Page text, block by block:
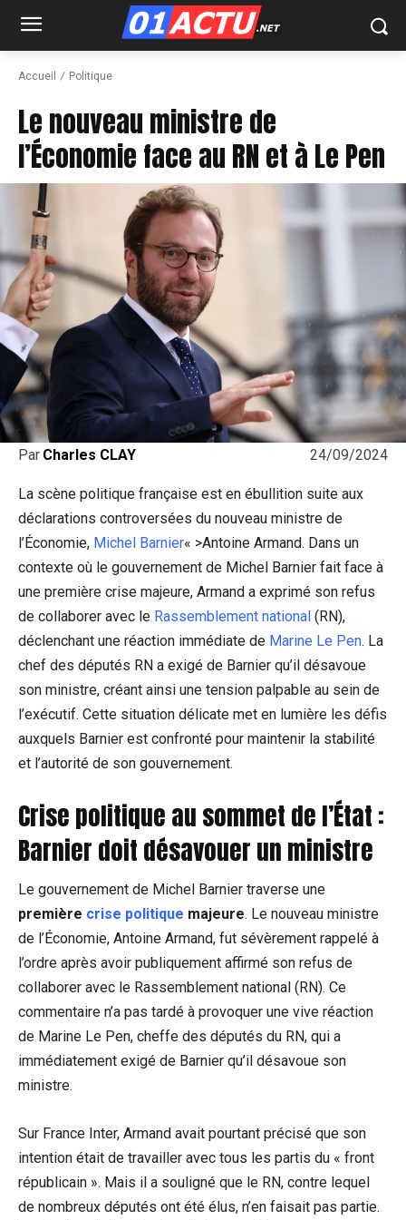
Accueil Politique
Le nouveau ministre de
l’Économie face au RN et à Le Pen
24/09/2024
Par Charles CLAY
La scène politique française est en ébullition suite aux
déclarations controversées du nouveau ministre de
l’Économie, Michel Barnier« >Antoine Armand. Dans un
contexte où le gouvernement de Michel Barnier fait face à
une première crise majeure, Armand a exprimé son refus
de collaborer avec le Rassemblement national (RN),
déclenchant une réaction immédiate de Marine Le Pen. La
chef des députés RN a exigé de Barnier qu’il désavoue
son ministre, créant ainsi une tension palpable au sein de
l’exécutif. Cette situation délicate met en lumière les défis
auxquels Barnier est confronté pour maintenir la stabilité
et l’autorité de son gouvernement.
Crise politique au sommet de l’État :
Barnier doit désavouer un ministre
Le gouvernement de Michel Barnier traverse une
première crise politique majeure. Le nouveau ministre
de l’Économie, Antoine Armand, fut sévèrement rappelé à
l’ordre après avoir publiquement affirmé son refus de
collaborer avec le Rassemblement national (RN). Ce
commentaire n’a pas tardé à provoquer une vive réaction
de Marine Le Pen, cheffe des députés du RN, qui a
immédiatement exigé de Barnier qu’il désavoue son
ministre.
Sur France Inter, Armand avait pourtant précisé que son
intention était de travailler avec tous les partis du « front
républicain ». Mais il a souligné que le RN, contre lequel
de nombreux députés ont été élus, n’en faisait pas partie.